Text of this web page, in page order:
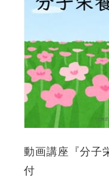
動画講座『分子
付